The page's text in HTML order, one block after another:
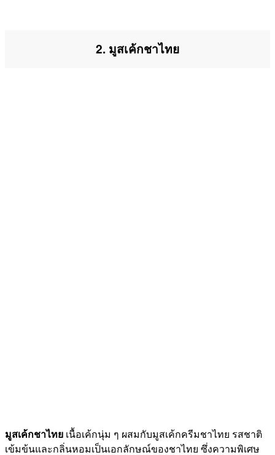
2. มูสเค้กชาไทย
มูสเค้กชาไทย เนื้อเค้กนุ่ม ๆ ผสมกับมูสเค้กครีมชาไทย รสชาติ
เข้มข้นและกลิ่นหอมเป็นเอกลักษณ์ของชาไทย ซึ่งความพิเศษ